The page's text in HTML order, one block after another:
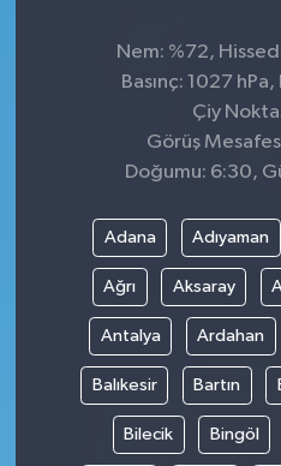
Nem: %72,
Basınç: 1027
Çiy
Görüş
Doğumu: 6:30,
Adana Adıyaman
Ağrı Aksaray
Antalya Ardahan
Balıkesir Bartın
Bilecik Bingöl